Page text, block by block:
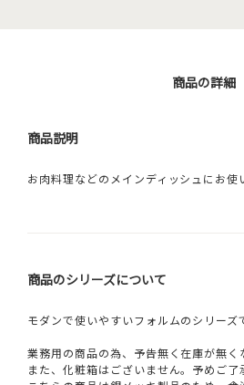
商品の詳細
商品説明
お肉料理などのメインディッシュにお使
商品のシリーズについて
モダンで使いやすいフォルムのシリーズ
業務用の商品の為、予告無く在庫が無く
また、化粧箱はございません。予めご了